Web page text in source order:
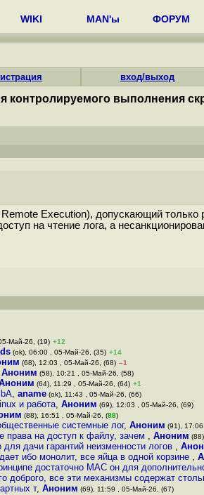
WIKI MAN'ы ФОРУМ
вход/выход
контролируемого выполнения
Execution), допускающий только
на чтение лога, а
Май-26, (19) +12
(ok), 06:00 , 05-Май-26, (35) +14
(68), 12:03 , 05-Май-26, (68) –1
Аноним (58), 10:21 , 05-Май-26, (58)
(64), 11:29 , 05-Май-26, (64) +1
, aname (ok), 11:43 , 05-Май-26, (66)
и работа, Аноним (69), 12:03 , 05-Май-26, (69)
(88), 16:51 , 05-Май-26, (88)
системные лог, Аноним (91),
права на доступ к файлу, зачем , Аноним
дачи гарантий неизменности логов ,
ибо монолит, все яйца в одной корзине ,
достаточно MAC он для
доброго, все эти механизмы содержат
т, Аноним (69), 11:59 , 05-Май-26, (67)